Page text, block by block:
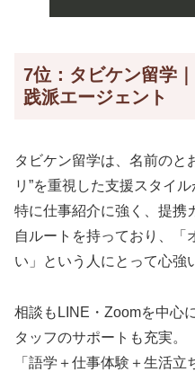
7位：タビケン留学
践派エージェント
タビケン留学は、名前のと
リ”を重視した支援スタイル
特に仕事紹介に強く、提携
自ルートを持っており、「
い」という人にとって心強
相談もLINE・Zoomを中心
タッフのサポートも充実。
「語学＋仕事体験＋生活立